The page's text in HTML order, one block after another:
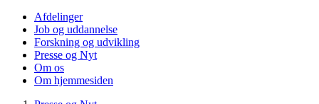
Afdelinger
Job og uddannelse
Forskning og udvikling
Presse og Nyt
Om os
Om hjemmesiden